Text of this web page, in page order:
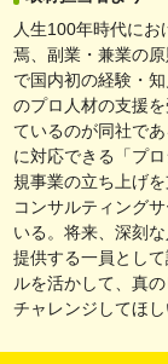
人生100年時代に
焉、副業・兼業の
で国内初の経験・
のプロ人材の支援
ているのが同社で
に対応できる「プ
規事業の立ち上げ
コンサルティング
いる。将来、深刻
提供する一員とし
ルを活かして、真
チャレンジしてほし